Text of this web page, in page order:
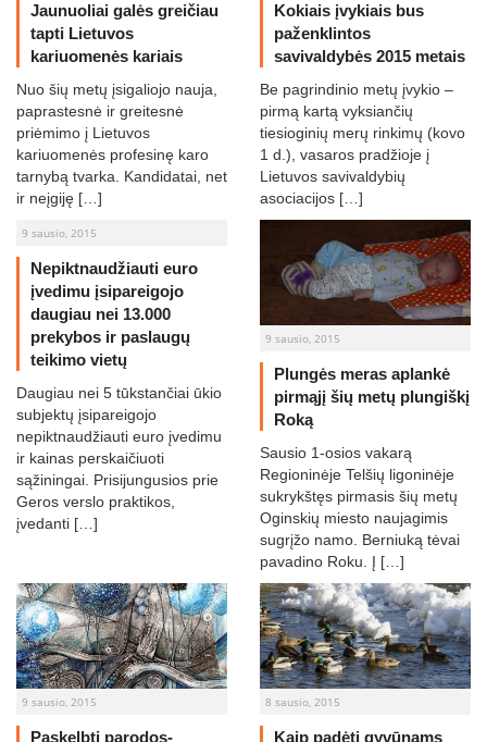
Jaunuoliai galės greičiau
tapti Lietuvos
kariuomenės kariais
Nuo šių metų įsigaliojo nauja,
paprastesnė ir greitesnė
priėmimo į Lietuvos
kariuomenės profesinę karo
tarnybą tvarka. Kandidatai, net
ir neįgiję […]
Kokiais įvykiais bus
paženklintos
savivaldybės 2015 metais
Be pagrindinio metų įvykio –
pirmą kartą vyksiančių
tiesioginių merų rinkimų (kovo
1 d.), vasaros pradžioje į
Lietuvos savivaldybių
asociacijos […]
9 sausio, 2015
Nepiktnaudžiauti euro
įvedimu įsipareigojo
daugiau nei 13.000
prekybos ir paslaugų
teikimo vietų
Daugiau nei 5 tūkstančiai ūkio
subjektų įsipareigojo
nepiktnaudžiauti euro įvedimu
ir kainas perskaičiuoti
sąžiningai. Prisijungusios prie
Geros verslo praktikos,
įvedanti […]
9 sausio, 2015
Plungės meras aplankė
pirmąjį šių metų plungiškį
Roką
Sausio 1-osios vakarą
Regioninėje Telšių ligoninėje
sukrykštęs pirmasis šių metų
Oginskių miesto naujagimis
sugrįžo namo. Berniuką tėvai
pavadino Roku. Į […]
9 sausio, 2015
Paskelbti parodos-
8 sausio, 2015
Kaip padėti gyvūnams